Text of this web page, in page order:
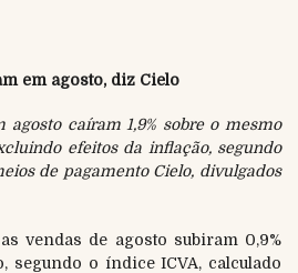
em agosto, diz Cielo
caíram 1,9% sobre o mesmo
efeitos da inflação, segundo
de pagamento Cielo, divulgados
vendas de agosto subiram 0,9%
segundo o índice ICVA, calculado